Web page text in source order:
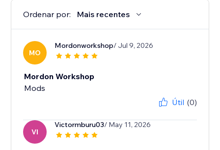
Ordenar por: Mais recentes
MO
Mordonworkshop/ Jul 9, 2026
Mordon Workshop
Mods
Útil (0)
VI
Victormburu03/ May 11, 2026